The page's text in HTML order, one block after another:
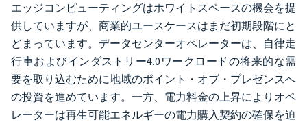
エッジコンピューティングはホワイトスペースの機会を提
供していますが、商業的ユースケースはまだ初期段階にと
どまっています。データセンターオペレーターは、自律走
行車およびインダストリー4.0ワークロードの将来的な需
要を取り込むために地域のポイント・オブ・プレゼンスへ
の投資を進めています。一方、電力料金の上昇によりオペ
レーターは再生可能エネルギーの電力購入契約の確保を迫